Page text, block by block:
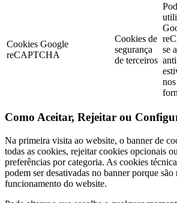
Cookies Google
reCAPTCHA
Cookies de
segurança
de terceiros
se
nos
Como Aceitar, Rejeitar ou
Na primeira visita ao website, o banner de
todas as cookies, rejeitar cookies opcionais
preferências por categoria. As cookies
podem ser desativadas no banner porque são
funcionamento do website.